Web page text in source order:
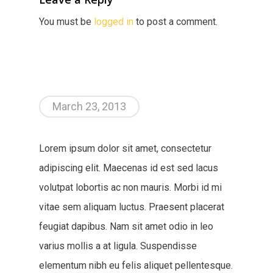
You must be logged in to post a comment.
March 23, 2013
Lorem ipsum dolor sit amet, consectetur
adipiscing elit. Maecenas id est sed lacus
volutpat lobortis ac non mauris. Morbi id mi
vitae sem aliquam luctus. Praesent placerat
feugiat dapibus. Nam sit amet odio in leo
varius mollis a at ligula. Suspendisse
elementum nibh eu felis aliquet pellentesque.